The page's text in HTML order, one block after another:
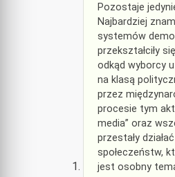
Pozostaje
Najbardziej
systemów
przekształciły
odkąd wyborcy
na klasą
przez
procesie tym
media” oraz
przestały
społeczeństw,
jest osobny